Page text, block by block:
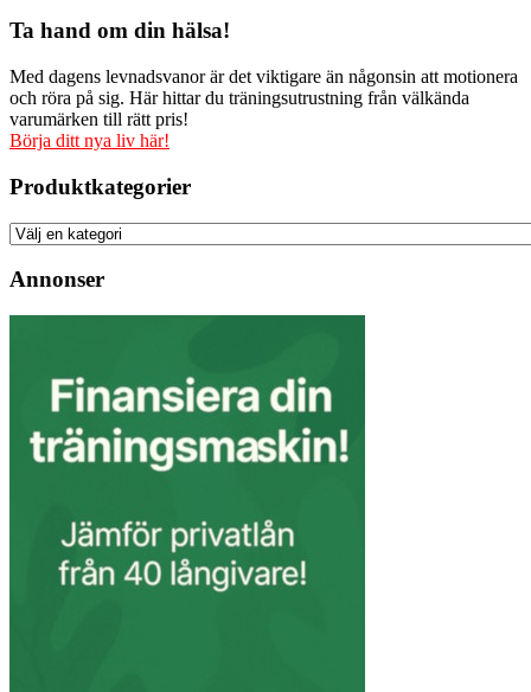
Ta hand om din hälsa!
Med dagens levnadsvanor är det viktigare än någonsin att motionera
och röra på sig. Här hittar du träningsutrustning från välkända
varumärken till rätt pris!
Börja ditt nya liv här!
Produktkategorier
Annonser